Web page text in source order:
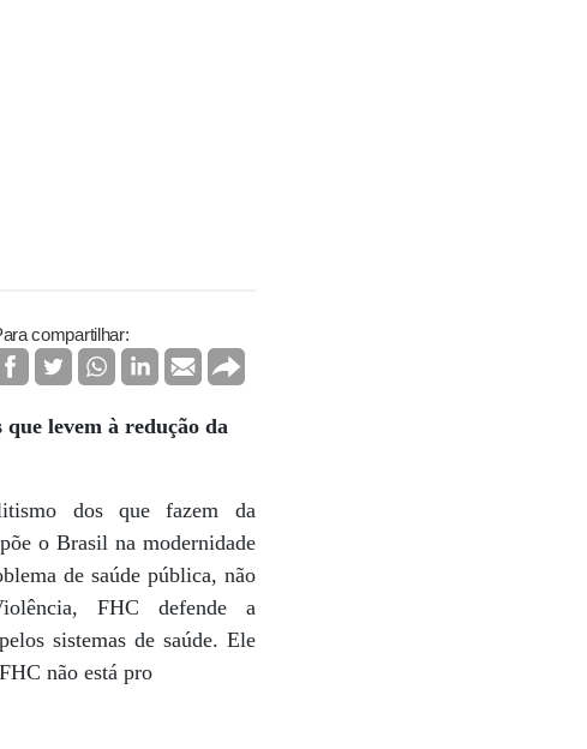
compartilhar:
levem à redução da
dos que fazem da
o Brasil na modernidade
de saúde pública, não
FHC defende a
sistemas de saúde. Ele
não está pro